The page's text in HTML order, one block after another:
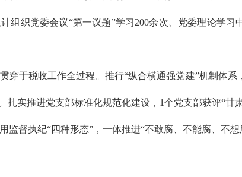
组织党委会议“第一议题”学习200余次、党委理论学
于税收工作全过程。推行“纵合横通强党建”机制体
扎实推进党支部标准化规范化建设，1个党支部获评“
监督执纪“四种形态”，一体推进“不敢腐、不能腐、不想